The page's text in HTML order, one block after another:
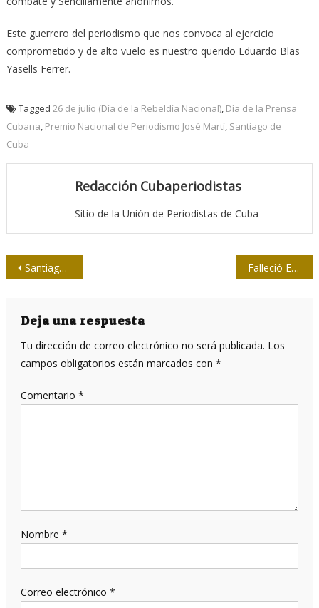
Este guerrero del periodismo que nos convoca al ejercicio
comprometido y de alto vuelo es nuestro querido Eduardo Blas
Yasells Ferrer.
Tagged 26 de julio (Día de la Rebeldía Nacional), Día de la Prensa
Cubana Premio Nacional de Periodismo José Martí, Santiago de
Cuba
Redacción Cubaperiodistas
Sitio de la Unión de Periodistas de Cuba
Navegación
entradas
Santiago de Cuba, capital del periodismo cubano Falleció Eva Rodríguez, fundadora de la TV Cubana
Deja una respuesta
Tu dirección de correo electrónico no será publicada. Los
campos obligatorios están marcados con *
Comentario *
Nombre *
Correo electrónico *